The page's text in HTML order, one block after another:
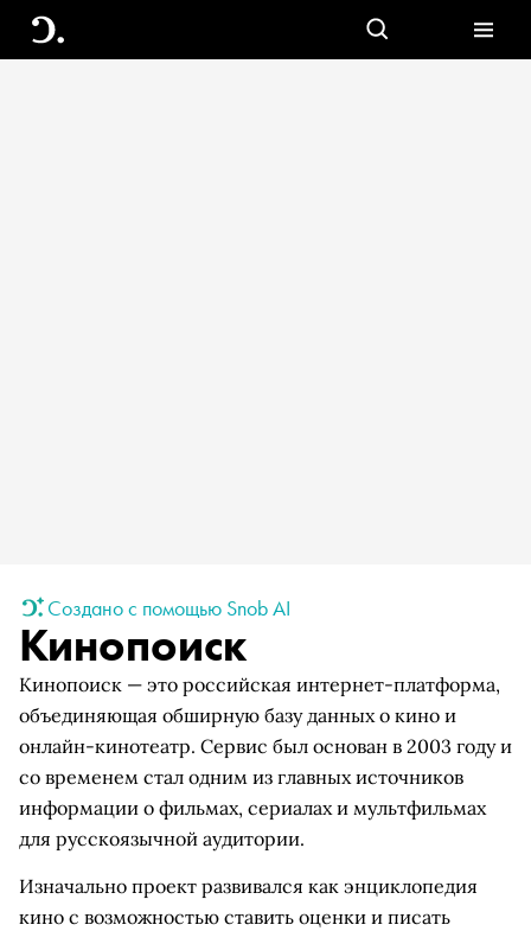
Создано с помощью Snob AI
Кинопоиск
Кинопоиск — это российская интернет-платформа,
объединяющая обширную базу данных о кино и
онлайн-кинотеатр. Сервис был основан в 2003 году и
со временем стал одним из главных источников
информации о фильмах, сериалах и мультфильмах
для русскоязычной аудитории.
Изначально проект развивался как энциклопедия
кино с возможностью ставить оценки и писать